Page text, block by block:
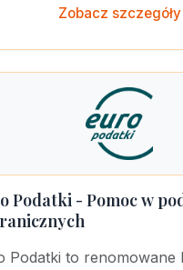
Zobacz szczegóły
Podatki - Pomoc w
Podatki to renomowane